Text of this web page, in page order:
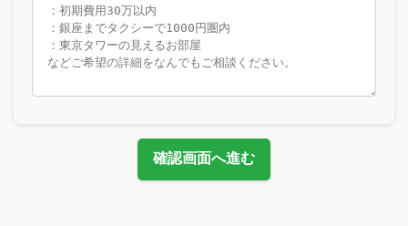
確認画面へ進む